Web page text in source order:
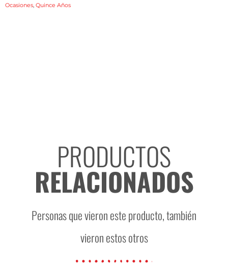
disponibilidad)
Ocasiones, Quince Años
PRODUCTOS
RELACIONADOS
Personas que vieron este producto, también
vieron estos otros